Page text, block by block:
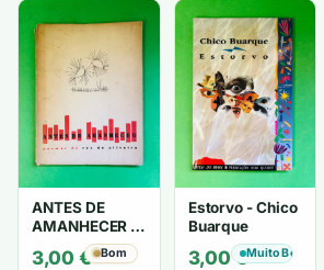
ANTES DE
AMANHECER -
ruy de oliveira
3,00 € Bom
Estorvo - Chico
Buarque
3,00€Muito Bom